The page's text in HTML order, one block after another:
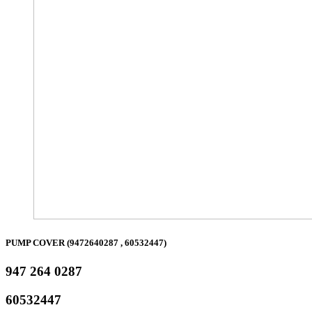
PUMP COVER (9472640287 , 60532447)
947 264 0287
60532447